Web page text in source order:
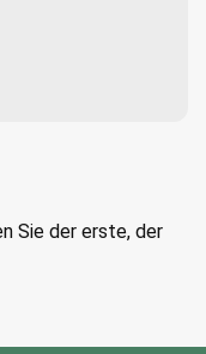
Sie der erste, der